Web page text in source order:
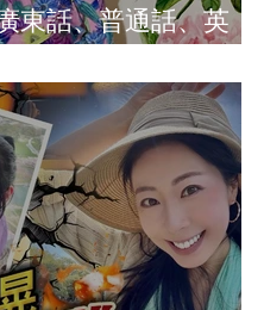
東話、普通話、英